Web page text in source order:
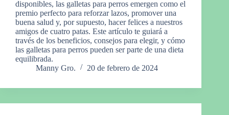
disponibles, las galletas para perros emergen como el
premio perfecto para reforzar lazos, promover una
buena salud y, por supuesto, hacer felices a nuestros
amigos de cuatro patas. Este artículo te guiará a
través de los beneficios, consejos para elegir, y cómo
las galletas para perros pueden ser parte de una dieta
equilibrada.
Manny Gro.
20 de febrero de 2024